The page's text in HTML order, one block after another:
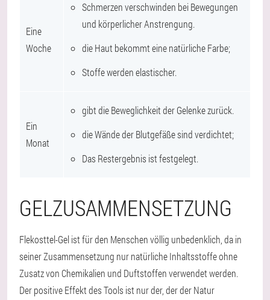
Eine
Woche
Schmerzen verschwinden bei Bewegungen
und körperlicher Anstrengung.
die Haut bekommt eine natürliche Farbe;
Stoffe werden elastischer.
Ein
Monat
gibt die Beweglichkeit der Gelenke zurück.
die Wände der Blutgefäße sind verdichtet;
Das Restergebnis ist festgelegt.
GELZUSAMMENSETZUNG
Flekosttel-Gel ist für den Menschen völlig unbedenklich, da in
seiner Zusammensetzung nur natürliche Inhaltsstoffe ohne
Zusatz von Chemikalien und Duftstoffen verwendet werden.
Der positive Effekt des Tools ist nur der, der der Natur